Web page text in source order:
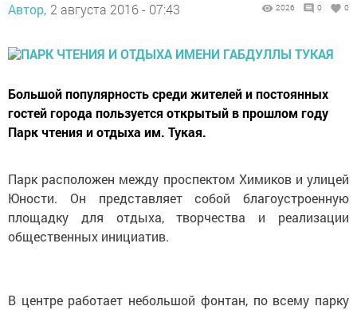
Автор, 2 августа 2016 - 07:43 2026 0 0
Большой популярность среди жителей и постоянных
гостей города пользуется открытый в прошлом году
Парк чтения и отдыха им. Тукая.
Парк расположен между проспектом Химиков и улицей
Юности. Он представляет собой благоустроенную
площадку для отдыха, творчества и реализации
общественных инициатив.
В центре работает небольшой фонтан, по всему парку